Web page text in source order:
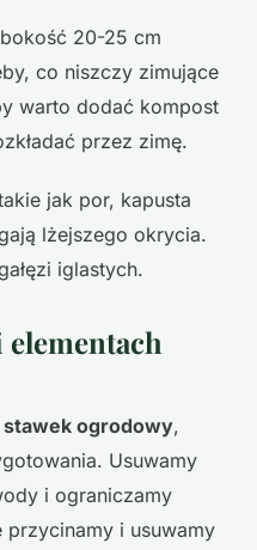
20-25 cm
co niszczy zimujące
warto dodać kompost
przez zimę.
jak por, kapusta
lżejszego okrycia.
iglastych.
elementach
stawek ogrodowy,
Usuwamy
i ograniczamy
przycinamy i usuwamy